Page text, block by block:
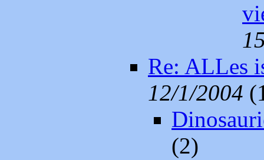
Re: ALLes
12/1/2004
(2)